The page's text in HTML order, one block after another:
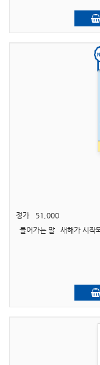
정가
51,000